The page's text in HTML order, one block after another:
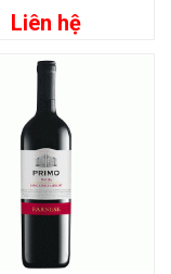
Liên hệ